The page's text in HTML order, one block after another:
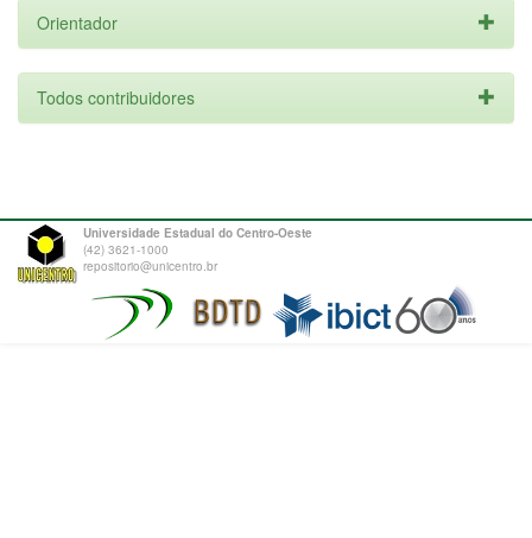
Orientador
Todos contribuidores
Universidade Estadual do Centro-Oeste
(42) 3621-1000
repositorio@unicentro.br